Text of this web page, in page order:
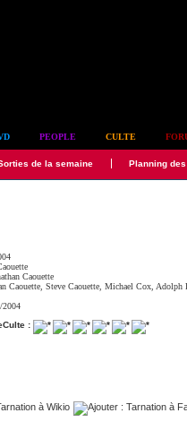
PEOPLE CULTE
de la semaine Planning
Caouette
Caouette ,Steve Caouette ,Michael Cox Adolph
2004
: